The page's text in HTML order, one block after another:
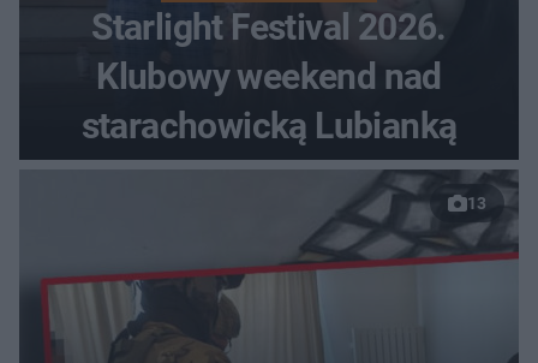
Starlight Festival 2026.
Klubowy weekend nad
starachowicką Lubianką
13